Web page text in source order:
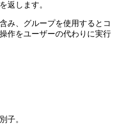
返します。
み、グループを使用するとコ
作をユーザーの代わりに実行
子。